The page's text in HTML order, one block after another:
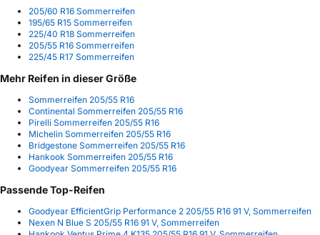
205/60 R16 Sommerreifen
195/65 R15 Sommerreifen
225/40 R18 Sommerreifen
205/55 R16 Sommerreifen
225/45 R17 Sommerreifen
Mehr Reifen in dieser Größe
Sommerreifen 205/55 R16
Continental Sommerreifen 205/55 R16
Pirelli Sommerreifen 205/55 R16
Michelin Sommerreifen 205/55 R16
Bridgestone Sommerreifen 205/55 R16
Hankook Sommerreifen 205/55 R16
Goodyear Sommerreifen 205/55 R16
Passende Top-Reifen
Goodyear EfficientGrip Performance 2 205/55 R16 91 V, Sommerreifen
Nexen N Blue S 205/55 R16 91 V, Sommerreifen